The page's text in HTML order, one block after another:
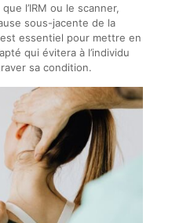
l’IRM ou le scanner,
sous-jacente de la
essentiel pour mettre en
qui évitera à l’individu
sa condition.